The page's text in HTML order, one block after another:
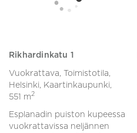
Rikhardinkatu 1
Vuokrattava, Toimistotila,
Helsinki, Kaartinkaupunki,
551 m2
Esplanadin puiston kupeessa
vuokrattavissa neljännen